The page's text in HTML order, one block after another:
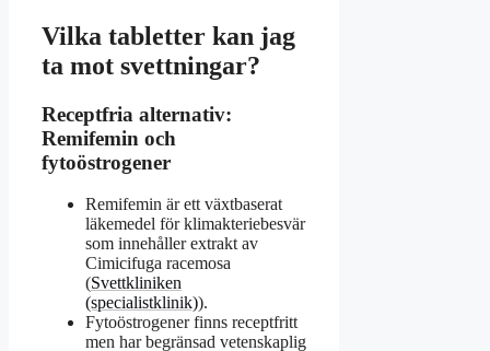
Vilka tabletter kan jag
ta mot svettningar?
Receptfria alternativ:
Remifemin och
fytoöstrogener
Remifemin är ett växtbaserat
läkemedel för klimakteriebesvär
som innehåller extrakt av
Cimicifuga racemosa
(Svettkliniken
(specialistklinik)).
Fytoöstrogener finns receptfritt
men har begränsad vetenskaplig